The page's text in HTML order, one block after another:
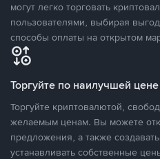
могут легко торговать
пользователями, выбирая
способы оплаты на открытом
Торгуйте по наилучшей цене
Торгуйте криптовалютой,
желаемым ценам. Вы можете
предложения, а также
устанавливать собственные